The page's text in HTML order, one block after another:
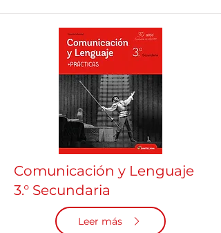
Comunicación y Lenguaje
3.° Secundaria
Leer más